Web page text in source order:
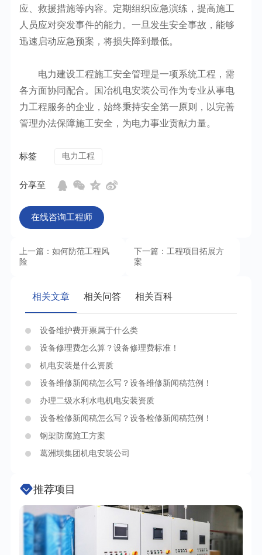
应、救援措施等内容。定期组织应急演练，提高施工
人员应对突发事件的能力。一旦发生安全事故，能够
迅速启动应急预案，将损失降到最低。
电力建设工程施工安全管理是一项系统工程，需
各方面协同配合。国冶机电安装公司作为专业从事电
力工程服务的企业，始终秉持安全第一原则，以完善
管理办法保障施工安全，为电力事业贡献力量。
标签 电力工程
分享至
在线咨询工程师
上一篇：如何防范工程风
险
下一篇：工程项目拓展方
案
相关文章 相关问答 相关百科
设备维护费开票属于什么类
设备修理费怎么算？设备修理费标准！
机电安装是什么资质
设备维修新闻稿怎么写？设备维修新闻稿范例！
办理二级水利水电机电安装资质
设备检修新闻稿怎么写？设备检修新闻稿范例！
钢架防腐施工方案
葛洲坝集团机电安装公司
推荐项目